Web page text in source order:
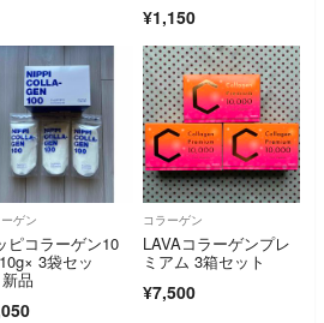
¥1,150
ゲン
ピコラーゲン10
3袋セッ
品
コラーゲン
LAVAコラーゲンプレ
ミアム 3箱セット
¥7,500